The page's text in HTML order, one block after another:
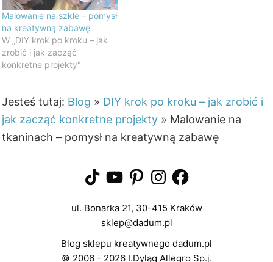
Malowanie na szkle – pomysł
na kreatywną zabawę
W „DIY krok po kroku – jak
zrobić i jak zacząć
konkretne projekty"
Jesteś tutaj: Blog » DIY krok po kroku – jak zrobić i
jak zacząć konkretne projekty » Malowanie na
tkaninach – pomysł na kreatywną zabawę
TikTokYouTubePinterestInstagramFacebook
ul. Bonarka 21, 30-415 Kraków
sklep@dadum.pl
Blog sklepu kreatywnego dadum.pl
© 2006 - 2026 I.Dyląg Allegro Sp.j.